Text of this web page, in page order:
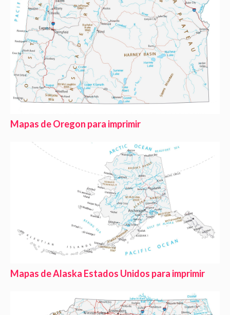
Mapas de Oregon para imprimir
Mapas de Alaska Estados Unidos para imprimir